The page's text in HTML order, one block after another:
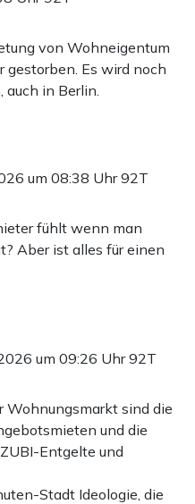
von Wohneigentum
gestorben. Es wird noch
in Berlin.
um 08:38 Uhr92T
fühlt wenn man
Aber ist alles für einen
um 09:26 Uhr92T
Wohnungsmarkt sind die
und die
Entgelte und
Stadt Ideologie, die